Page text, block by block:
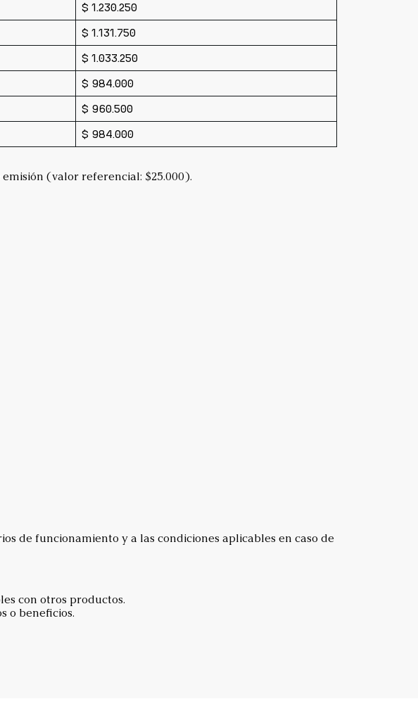
$ 1.230.250
$ 1.131.750
$ 1.033.250
$ 984.000
$ 960.500
$ 984.000
(valor referencial: $25.000).
de funcionamiento y a las condiciones aplicables en caso de
con otros productos.
o beneficios.